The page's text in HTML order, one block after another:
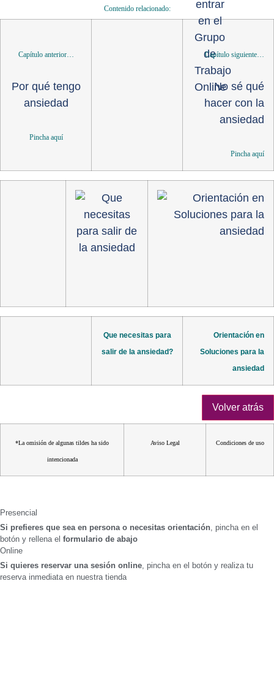
Contenido relacionado:
Capítulo anterior…
Por qué tengo
ansiedad
Pincha aquí
Capítulo siguiente…
No sé qué
hacer con la
ansiedad
Pincha aquí
Que necesitas para
salir de la ansiedad?
Orientación en
Soluciones para la
ansiedad
*La omisión de algunas tildes ha sido
intencionada
Aviso Legal Condiciones de uso
Presencial
Si prefieres que sea en persona o necesitas orientación, pincha en el
botón y rellena el formulario de abajo
Online
Si quieres reservar una sesión online, pincha en el botón y realiza tu
reserva inmediata en nuestra tienda